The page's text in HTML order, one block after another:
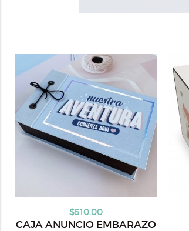
$510.00
CAJA ANUNCIO EMBARAZO